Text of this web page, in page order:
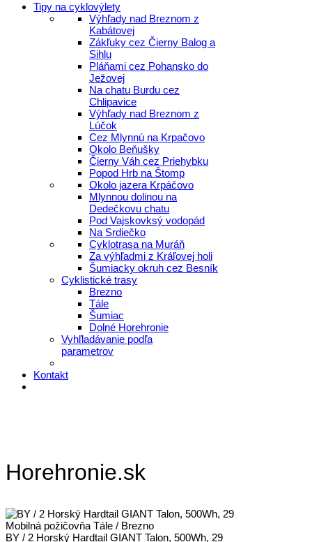
Tipy na cyklovýlety
Výhľady nad Breznom z
Kabátovej
Zákľuky cez Čierny Balog a
Sihlu
Pláňami cez Pohansko do
Ježovej
Na chatu Burdu cez
Chlipavice
Výhľady nad Breznom z
Lúčok
Cez Mlynnú na Krpačovo
Okolo Beňušky
Čierny Váh cez Priehybku
Popod Hrb na Štomp
Okolo jazera Krpáčovo
Mlynnou dolinou na
Dedečkovu chatu
Pod Vajskovksý vodopád
Na Srdiečko
Cyklotrasa na Muráň
Za výhľadmi z Kráľovej holi
Šumiacky okruh cez Besník
Cyklistické trasy
Brezno
Tále
Šumiac
Dolné Horehronie
Vyhľladávanie podľa
parametrov
Kontakt
Horehronie.sk
Mobilná požičovňa Tále / Brezno
BY / 2 Horský Hardtail GIANT Talon, 500Wh, 29